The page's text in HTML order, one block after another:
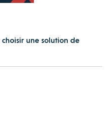
une solution de